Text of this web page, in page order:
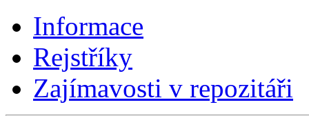
Informace
Rejstříky
Zajímavosti v repozitáři